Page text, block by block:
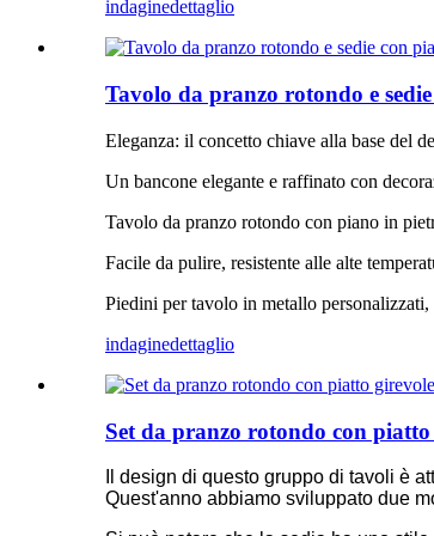
indaginedettaglio
Tavolo da pranzo rotondo e
Eleganza: il concetto chiave alla base del
Un bancone elegante e raffinato con
Tavolo da pranzo rotondo con piano in
Facile da pulire, resistente alle alte
Piedini per tavolo in metallo
indaginedettaglio
Set da pranzo rotondo con
Il design di questo gruppo di tavoli è
Quest'anno abbiamo sviluppato due